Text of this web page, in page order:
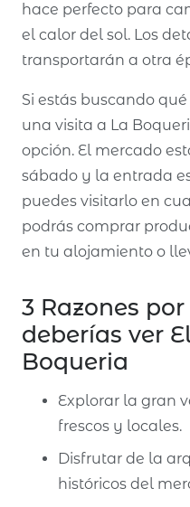
hace perfecto para
el calor del sol. Los
transportarán a otra
Si estás buscando
una visita a La
opción. El mercado
sábado y la entrada
puedes visitarlo en
podrás comprar
en tu alojamiento o
3 Razones
deberías ver
Boqueria
Explorar la gran
frescos y locales.
Disfrutar de la
históricos del